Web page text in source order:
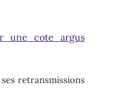
une cote argus
retransmissions